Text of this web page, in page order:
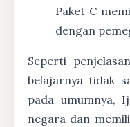
Paket C
dengan
Seperti
belajarnya tidak
pada umumnya,
negara dan